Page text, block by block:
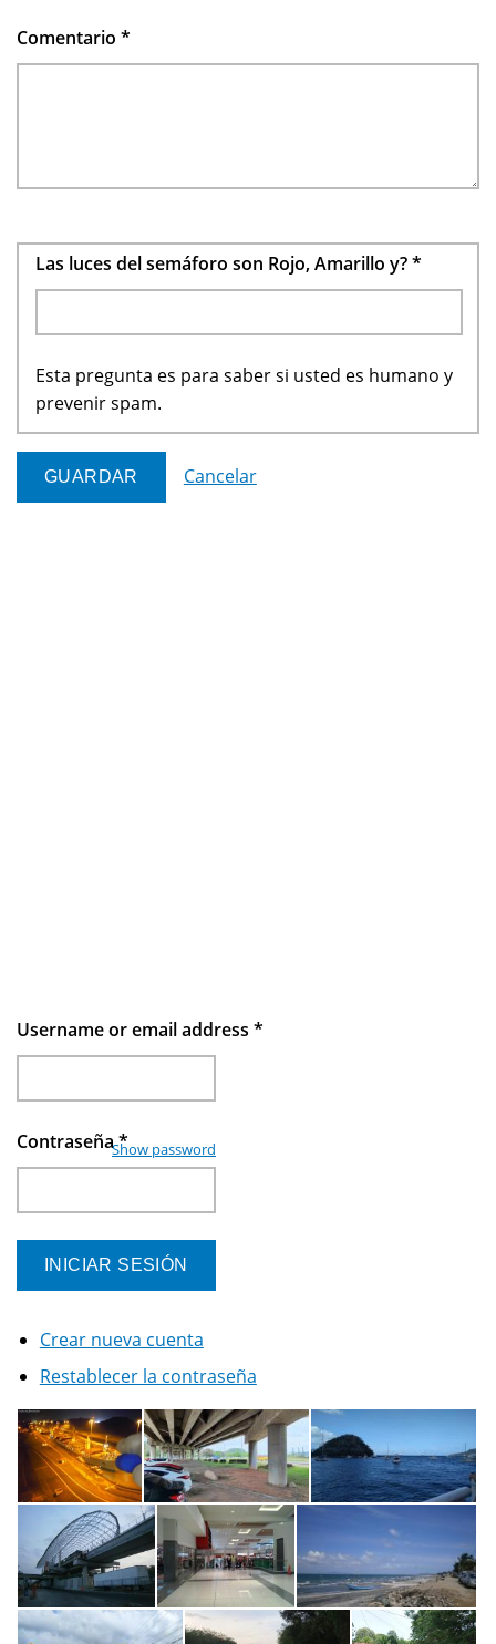
Comentario *
Las luces del semáforo son Rojo, Amarillo y?*
Esta pregunta es para saber si usted es humano y
prevenir spam.
Cancelar
Username or email address *
Contraseña*
Show password
Crear nueva cuenta
Restablecer la contraseña